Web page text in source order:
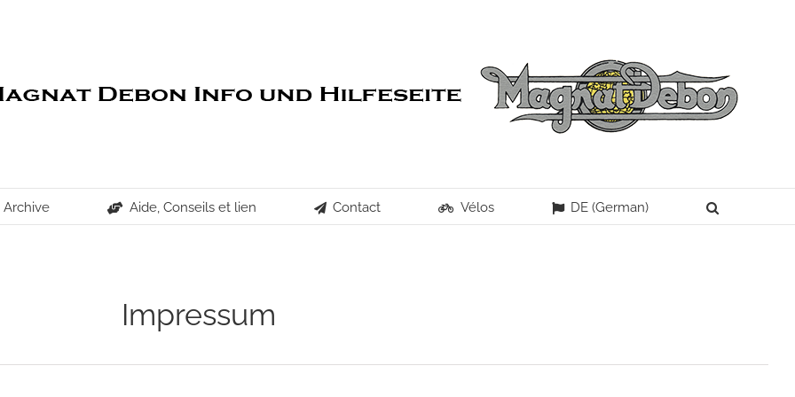
Archive Aide, Conseils et lien Contact Vélos DE (German)
Impressum